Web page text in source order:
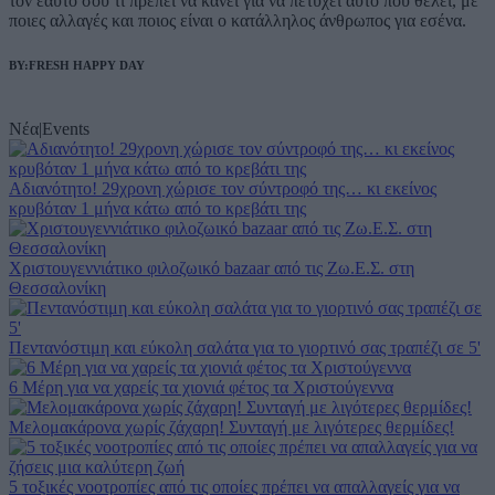
user protection.
ποιες αλλαγές και ποιος είναι ο κατάλληλος άνθρωπος για εσένα.
BY:FRESH HAPPY DAY
Νέα|Events
Αδιανότητο! 29χρονη χώρισε τον σύντροφό της… κι εκείνος
κρυβόταν 1 μήνα κάτω από το κρεβάτι της
Χριστουγεννιάτικο φιλοζωικό bazaar από τις Ζω.Ε.Σ. στη
Θεσσαλονίκη
Πεντανόστιμη και εύκολη σαλάτα για το γιορτινό σας τραπέζι σε 5'
6 Μέρη για να χαρείς τα χιονιά φέτος τα Χριστούγεννα
Μελομακάρονα χωρίς ζάχαρη! Συνταγή με λιγότερες θερμίδες!
5 τοξικές νοοτροπίες από τις οποίες πρέπει να απαλλαγείς για να